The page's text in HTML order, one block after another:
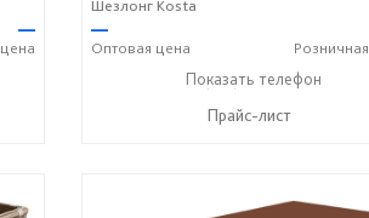
—
цена
Шезлонг Kosta
—
Оптовая цена Розничная
+7 (917) 600-15-16
Показать телефон
Прайс-лист